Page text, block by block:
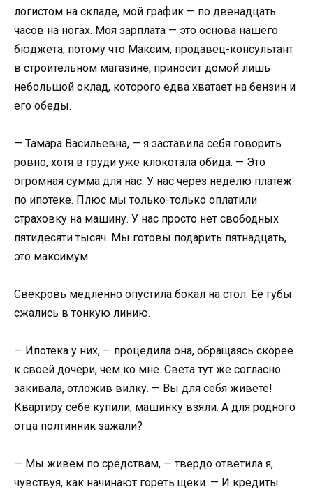
логистом на складе, мой график — по двенадцать
часов на ногах. Моя зарплата — это основа нашего
бюджета, потому что Максим, продавец-консультант
в строительном магазине, приносит домой лишь
небольшой оклад, которого едва хватает на бензин и
его обеды.
— Тамара Васильевна, — я заставила себя говорить
ровно, хотя в груди уже клокотала обида. — Это
огромная сумма для нас. У нас через неделю платеж
по ипотеке. Плюс мы только-только оплатили
страховку на машину. У нас просто нет свободных
пятидесяти тысяч. Мы готовы подарить пятнадцать,
это максимум.
Свекровь медленно опустила бокал на стол. Её губы
сжались в тонкую линию.
— Ипотека у них, — процедила она, обращаясь скорее
к своей дочери, чем ко мне. Света тут же согласно
закивала, отложив вилку. — Вы для себя живете!
Квартиру себе купили, машинку взяли. А для родного
отца полтинник зажали?
— Мы живем по средствам, — твердо ответила я,
чувствуя, как начинают гореть щеки. — И кредиты